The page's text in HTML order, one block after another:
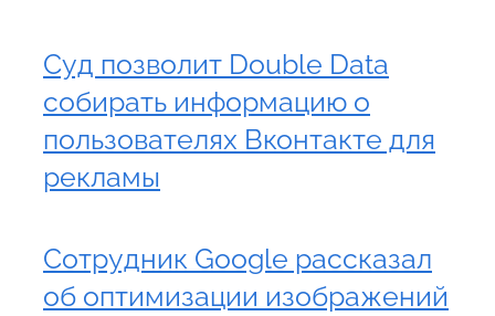
Суд позволит Double Data
собирать информацию о
пользователях Вконтакте для
рекламы
Сотрудник Google рассказал
об оптимизации изображений